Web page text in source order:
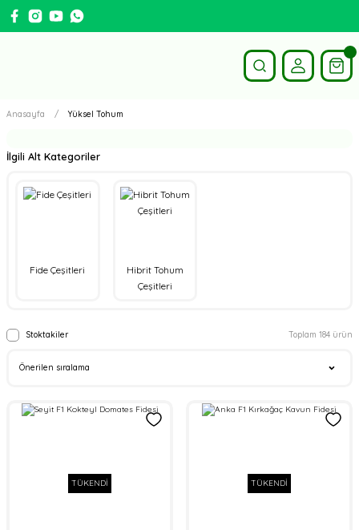
Anasayfa Yüksel Tohum
İlgili Alt Kategoriler
Fide Çeşitleri
Hibrit Tohum
Çeşitleri
Stoktakiler Toplam 184 ürün
TÜKENDİ TÜKENDİ